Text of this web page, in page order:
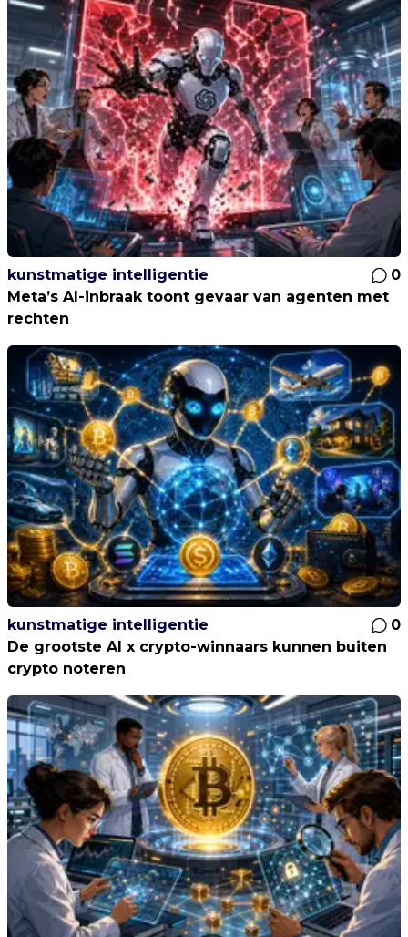
kunstmatige intelligentie
0
Meta’s AI-inbraak toont gevaar van agenten met
rechten
kunstmatige intelligentie
0
De grootste AI x crypto-winnaars kunnen buiten
crypto noteren